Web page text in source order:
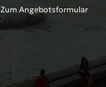
Zum Angebotsformular